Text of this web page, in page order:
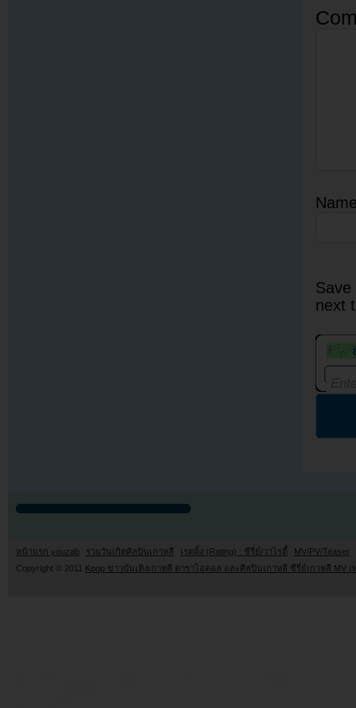
next
หน้าแรก youzab รวมวันเกิดศิลปินเกาหลี เรตติ้ง (Rating) : ซีรี่ย์/วาไรตี้
MV/PV/Teaser
Copyright © 2011 Kpop ข่าวบันเทิงเกาหลี ดาราไอดอล และศิลปินเกาหลี ซีรี่ย์เกาหลี MV